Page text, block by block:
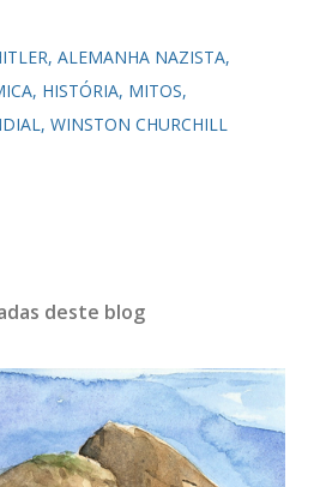
ALEMANHA NAZISTA
HISTÓRIA MITOS
WINSTON CHURCHILL
deste blog